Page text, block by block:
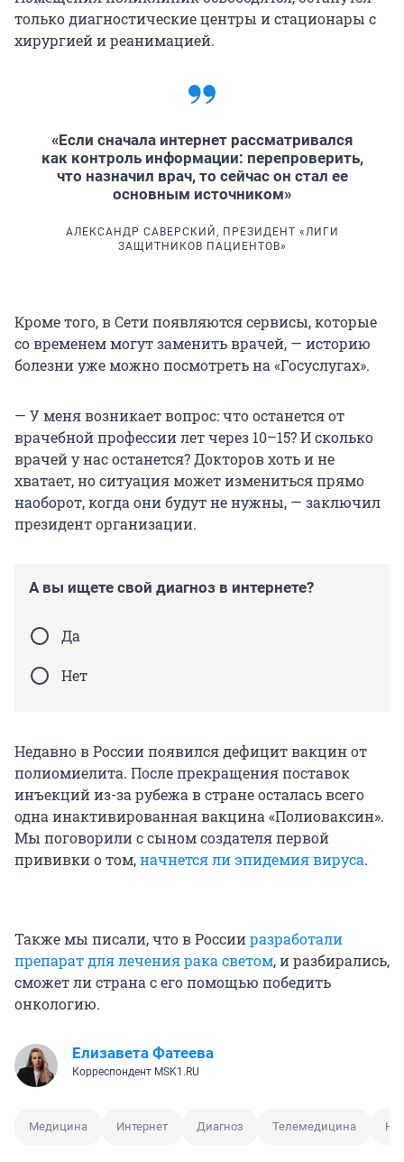
только диагностические центры и стационары с
хирургией и реанимацией.
«Если сначала интернет рассматривался
как контроль информации: перепроверить,
что назначил врач, то сейчас он стал ее
основным источником»
АЛЕКСАНДР САВЕРСКИЙ, ПРЕЗИДЕНТ «ЛИГИ
ЗАЩИТНИКОВ ПАЦИЕНТОВ»
Кроме того, в Сети появляются сервисы, которые
со временем могут заменить врачей, — историю
болезни уже можно посмотреть на «Госуслугах».
— У меня возникает вопрос: что останется от
врачебной профессии лет через 10–15? И сколько
врачей у нас останется? Докторов хоть и не
хватает, но ситуация может измениться прямо
наоборот, когда они будут не нужны, — заключил
президент организации.
А вы ищете свой диагноз в интернете?
Да
Нет
Недавно в России появился дефицит вакцин от
полиомиелита. После прекращения поставок
инъекций из-за рубежа в стране осталась всего
одна инактивированная вакцина «Полиоваксин».
Мы поговорили с сыном создателя первой
прививки о том,начнется ли эпидемия вируса.
Также мы писали, что в Россииразработали
препарат для лечения рака светом, и разбирались,
сможет ли страна с его помощью победить
онкологию.
Елизавета Фатеева
Корреспондент MSK1.RU
Медицина Интернет Диагноз Телемедицина